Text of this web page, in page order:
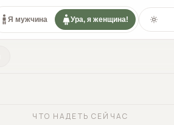
Я мужчина Ура, я женщина!
ЧТО НАДЕТЬ СЕЙЧАС